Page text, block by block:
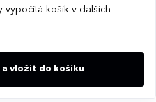
vypočítá košík v dalších
a vložit do košíku